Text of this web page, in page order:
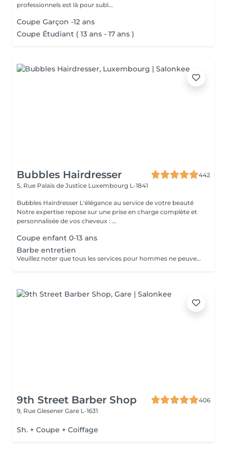
professionnels est là pour subl...
Coupe Garçon -12 ans
Coupe Étudiant ( 13 ans - 17 ans )
Bubbles Hairdresser
442
5, Rue Palais de Justice Luxembourg L-1841
Bubbles Hairdresser L'élégance au service de votre beauté
Notre expertise repose sur une prise en charge complète et
personnalisée de vos cheveux : ...
Coupe enfant 0-13 ans
Barbe entretien
Veuillez noter que tous les services pour hommes ne peuvent PAS être réservés en ligne. Merci d'appeler ou de passer pour réserver ces derniers. Quiconque ne respecte pas cela et réserve un service pour femme à la place ou utilise le compte d'une femme pour bloquer du temps pour le service d'un homme sera bloqué de toutes les réservations futures.
9th Street Barber Shop
406
9, Rue Glesener Gare L-1631
Sh. + Coupe + Coiffage